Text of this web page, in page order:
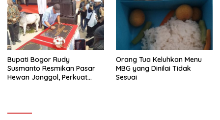
Bupati Bogor Rudy
Susmanto Resmikan Pasar
Hewan Jonggol, Perkuat
Orang Tua Keluhkan Menu
MBG yang Dinilai Tidak
Sesuai